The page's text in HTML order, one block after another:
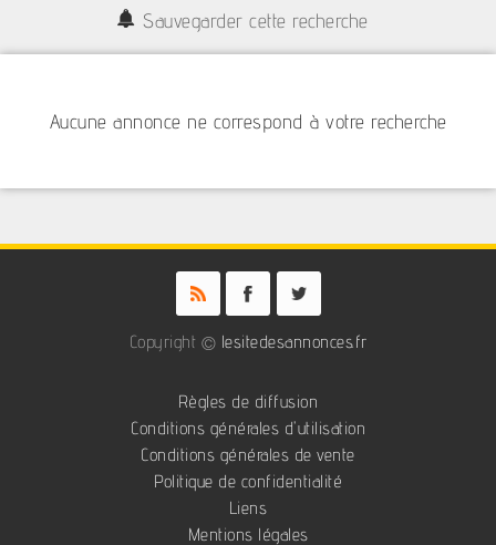
Sauvegarder cette recherche
Aucune annonce ne correspond à votre recherche
Copyright © lesitedesannonces.fr
Règles de diffusion
Conditions générales d'utilisation
Conditions générales de vente
Politique de confidentialité
Liens
Mentions légales